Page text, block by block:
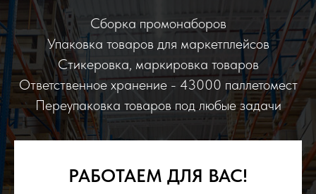
Сборка промонаборов
Упаковка товаров для маркетплейсов
Стикеровка, маркировка товаров
Ответственное хранение - 43000 паллетомест
Переупаковка товаров под любые задачи
РАБОТАЕМ ДЛЯ ВАС!